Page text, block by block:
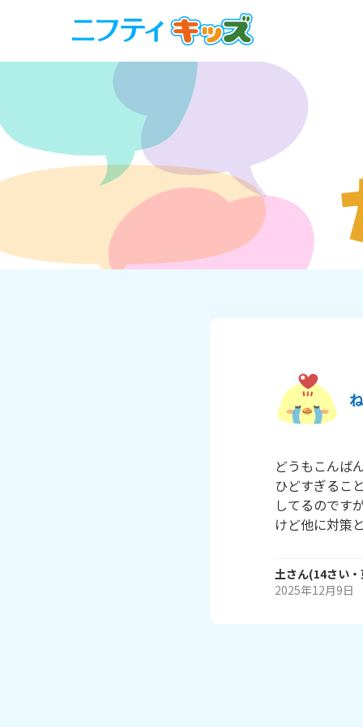
どうもこんば
ひどすぎるこ
してるのです
けど他に対策
土さん(14さい・
2025年12月9日